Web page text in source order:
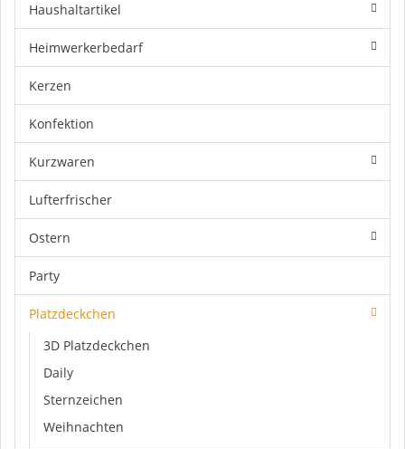
Haushaltartikel
Heimwerkerbedarf
Kerzen
Konfektion
Kurzwaren
Lufterfrischer
Ostern
Party
Platzdeckchen
3D Platzdeckchen
Daily
Sternzeichen
Weihnachten